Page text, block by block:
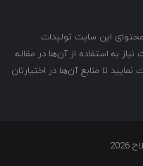
این سایت تولیدات
به استفاده از آن‌ها در مقاله
تا منابع آن‌ها در اختیارتان